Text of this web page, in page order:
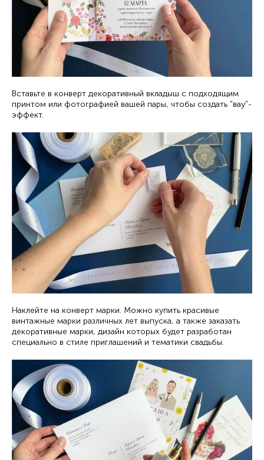
Вставьте в конверт декоративный вкладыш с подходящим
принтом или фотографией вашей пары, чтобы создать "вау"-
эффект.
Наклейте на конверт марки. Можно купить красивые
винтажные марки различных лет выпуска, а также заказать
декоративные марки, дизайн которых будет разработан
специально в стиле приглашений и тематики свадьбы.